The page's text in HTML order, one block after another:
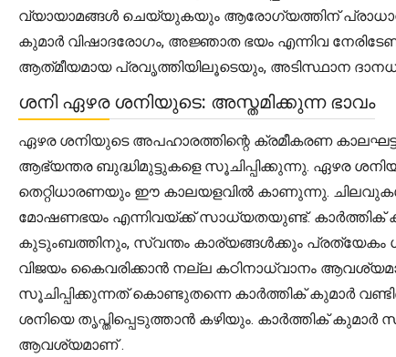
വ്യായാമങ്ങൾ ചെയ്യുകയും ആരോഗ്യത്തിന്
കുമാർ വിഷാദരോഗം, അജ്ഞാത ഭയം എന്നിവ
ആത്‌മീയമായ പ്രവൃത്തിയിലൂടെയും, അടിസ്ഥാന
ശനി ഏഴര ശനിയുടെ: അസ്തമിക്കുന്ന ഭാവം
ഏഴര ശനിയുടെ അപഹാരത്തിന്റെ ക്രമീകരണ
ആഭ്യന്തര ബുദ്ധിമുട്ടുകളെ സൂചിപ്പിക്കുന്നു. ഏഴര
തെറ്റിധാരണയും ഈ കാലയളവിൽ കാണുന്നു.
മോഷണഭയം എന്നിവയ്ക്ക് സാധ്യതയുണ്ട്. കാർത്തിക്
കുടുംബത്തിനും, സ്വന്തം കാര്യങ്ങൾക്കും പ്രത്യേകം
വിജയം കൈവരിക്കാൻ നല്ല കഠിനാധ്വാനം
സൂചിപ്പിക്കുന്നത് കൊണ്ടുതന്നെ കാർത്തിക് കുമാർ
ശനിയെ തൃപ്തിപ്പെടുത്താൻ കഴിയും. കാർത്തിക്
ആവശ്യമാണ് .